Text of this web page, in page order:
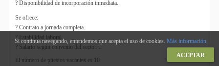
? Disponibilidad de incorporación inmediata.
Se ofrece:
? Contrato a jornada completa.
? Estabilidad laboral.
? Salario según convenio del sector....
El número de puestos vacantes es 10
Si continua navegando, entendemos que acepta el uso de cookies. Más información.
ACEPTAR